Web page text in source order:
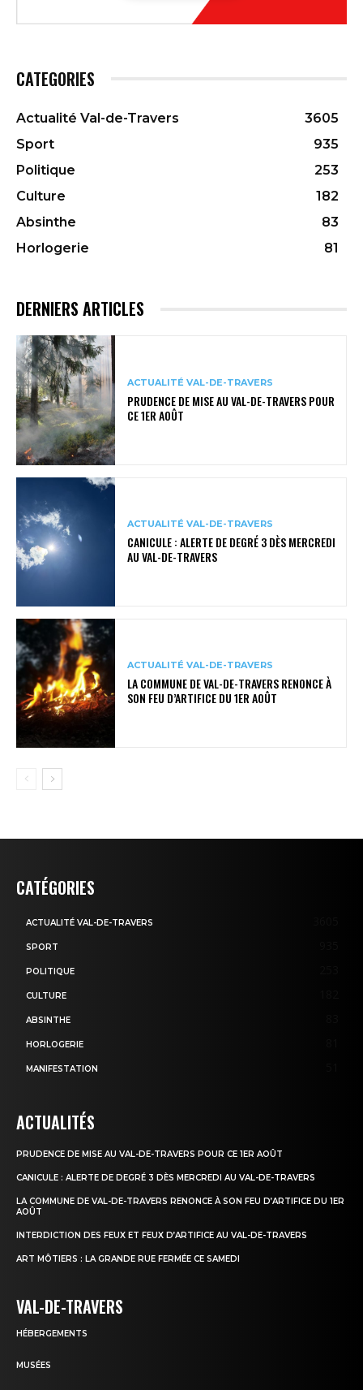
CATEGORIES
Actualité Val-de-Travers
3605
Sport
935
Politique
253
Culture
182
Absinthe
83
Horlogerie
81
DERNIERS ARTICLES
ACTUALITÉ VAL-DE-TRAVERS
PRUDENCE DE MISE AU VAL-DE-TRAVERS POUR
CE 1ER AOÛT
ACTUALITÉ VAL-DE-TRAVERS
CANICULE : ALERTE DE DEGRÉ 3 DÈS MERCREDI
AU VAL-DE-TRAVERS
ACTUALITÉ VAL-DE-TRAVERS
LA COMMUNE DE VAL-DE-TRAVERS RENONCE À
SON FEU D’ARTIFICE DU 1ER AOÛT
CATÉGORIES
ACTUALITÉ VAL-DE-TRAVERS
SPORT
POLITIQUE
CULTURE
ABSINTHE
HORLOGERIE
MANIFESTATION
ACTUALITÉS
PRUDENCE DE MISE AU VAL-DE-TRAVERS POUR CE 1ER AOÛT
CANICULE : ALERTE DE DEGRÉ 3 DÈS MERCREDI AU VAL-DE-TRAVERS
LA COMMUNE DE VAL-DE-TRAVERS RENONCE À SON FEU D’ARTIFICE DU 1ER
AOÛT
INTERDICTION DES FEUX ET FEUX D’ARTIFICE AU VAL-DE-TRAVERS
ART MÔTIERS : LA GRANDE RUE FERMÉE CE SAMEDI
VAL-DE-TRAVERS
HÉBERGEMENTS
MUSÉES